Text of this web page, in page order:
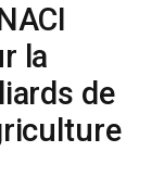
la
de